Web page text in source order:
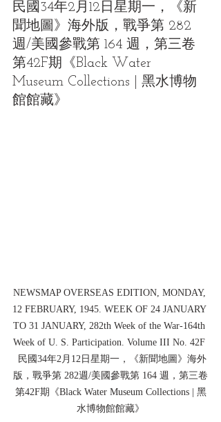
民國34年2月12日星期一，《新
聞地圖》海外版，戰爭第 282
週/美國參戰第 164 週，第三卷
第42F期《Black Water
Museum Collections | 黑水博物
館館藏》
NEWSMAP OVERSEAS EDITION, MONDAY,
12 FEBRUARY, 1945. WEEK OF 24 JANUARY
TO 31 JANUARY, 282th Week of the War-164th
Week of U. S. Participation. Volume III No. 42F
民國34年2月12日星期一，《新聞地圖》海外
版，戰爭第 282週/美國參戰第 164 週，第三卷
第42F期《Black Water Museum Collections | 黑
水博物館館藏》